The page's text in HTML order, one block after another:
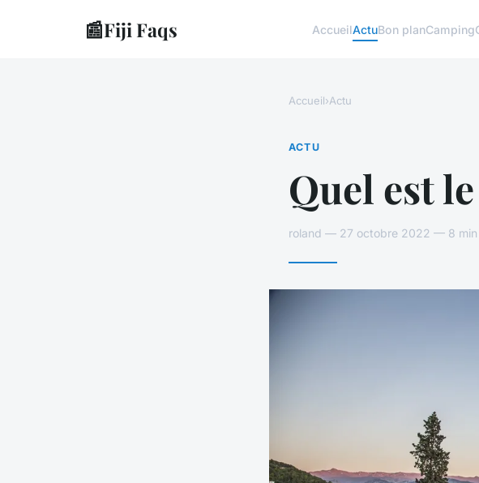
📰Fiji Faqs AccueilActuBon planCamping
Accueil›Actu
ACTU
Quel est
roland — 27 octobre 2022 — 8 min